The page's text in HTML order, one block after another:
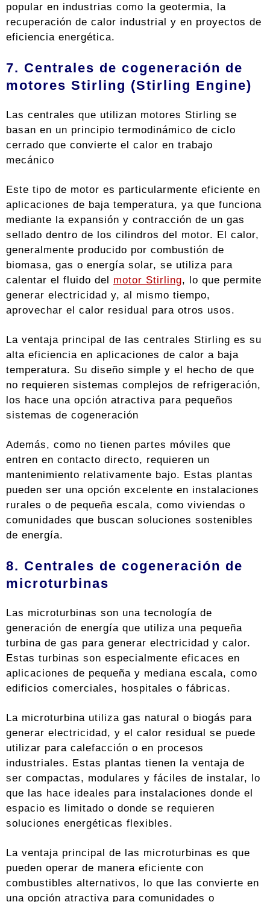
popular en industrias como la geotermia, la
recuperación de calor industrial y en proyectos de
eficiencia energética.
7. Centrales de cogeneración de
motores Stirling (Stirling Engine)
Las centrales que utilizan motores Stirling se
basan en un principio termodinámico de ciclo
cerrado que convierte el calor en trabajo
mecánico
Este tipo de motor es particularmente eficiente en
aplicaciones de baja temperatura, ya que funciona
mediante la expansión y contracción de un gas
sellado dentro de los cilindros del motor. El calor,
generalmente producido por combustión de
biomasa, gas o energía solar, se utiliza para
calentar el fluido del motor Stirling, lo que permite
generar electricidad y, al mismo tiempo,
aprovechar el calor residual para otros usos.
La ventaja principal de las centrales Stirling es su
alta eficiencia en aplicaciones de calor a baja
temperatura. Su diseño simple y el hecho de que
no requieren sistemas complejos de refrigeración,
los hace una opción atractiva para pequeños
sistemas de cogeneración
Además, como no tienen partes móviles que
entren en contacto directo, requieren un
mantenimiento relativamente bajo. Estas plantas
pueden ser una opción excelente en instalaciones
rurales o de pequeña escala, como viviendas o
comunidades que buscan soluciones sostenibles
de energía.
8. Centrales de cogeneración de
microturbinas
Las microturbinas son una tecnología de
generación de energía que utiliza una pequeña
turbina de gas para generar electricidad y calor.
Estas turbinas son especialmente eficaces en
aplicaciones de pequeña y mediana escala, como
edificios comerciales, hospitales o fábricas.
La microturbina utiliza gas natural o biogás para
generar electricidad, y el calor residual se puede
utilizar para calefacción o en procesos
industriales. Estas plantas tienen la ventaja de
ser compactas, modulares y fáciles de instalar, lo
que las hace ideales para instalaciones donde el
espacio es limitado o donde se requieren
soluciones energéticas flexibles.
La ventaja principal de las microturbinas es que
pueden operar de manera eficiente con
combustibles alternativos, lo que las convierte en
una opción atractiva para comunidades o